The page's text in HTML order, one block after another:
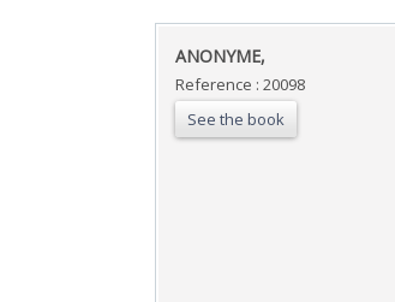
‎ANONYME,‎
Reference : 20098
See the book